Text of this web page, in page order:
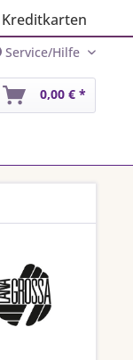
Kreditkarten
Service/Hilfe
0,00 € *